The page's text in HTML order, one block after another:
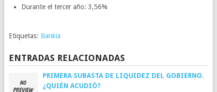
Durante el tercer año: 3,56%
Etiquetas: Bankia
ENTRADAS RELACIONADAS
PRIMERA SUBASTA DE LIQUIDEZ DEL GOBIERNO.
¿QUIÉN ACUDIÓ?